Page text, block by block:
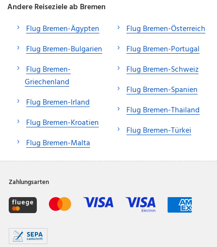
Andere Reiseziele ab Bremen
Flug Bremen-Ägypten
Flug Bremen-Bulgarien
Flug Bremen-
Griechenland
Flug Bremen-Irland
Flug Bremen-Kroatien
Flug Bremen-Malta
Flug Bremen-Österreich
Flug Bremen-Portugal
Flug Bremen-Schweiz
Flug Bremen-Spanien
Flug Bremen-Thailand
Flug Bremen-Türkei